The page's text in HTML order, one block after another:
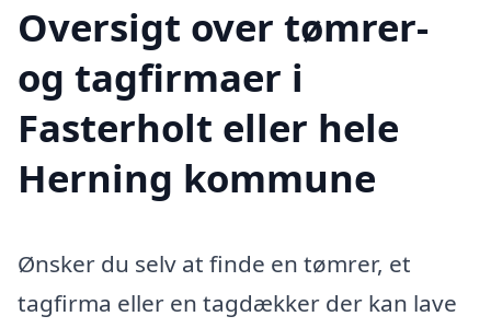
Oversigt over tømrer-
og tagfirmaer i
Fasterholt eller hele
Herning kommune
Ønsker du selv at finde en tømrer, et
tagfirma eller en tagdækker der kan lave